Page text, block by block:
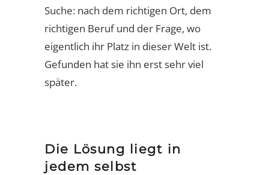
Suche: nach dem richtigen Ort, dem
richtigen Beruf und der Frage, wo
eigentlich ihr Platz in dieser Welt ist.
Gefunden hat sie ihn erst sehr viel
später.
Die Lösung liegt in
jedem selbst